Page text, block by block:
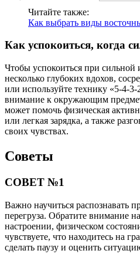
Читайте также:
Как выбрать виды
Как успокоиться, когда
Чтобы успокоиться при сильной
несколько глубоких вдохов,
или используйте технику «5-4-
внимание к окружающим
может помочь физическая
или легкая зарядка, а также
своих чувствах.
Советы
СОВЕТ №1
Важно научиться распознавать
перегруза. Обратите внимание
настроении, физическом
чувствуете, что находитесь на
сделать паузу и оценить